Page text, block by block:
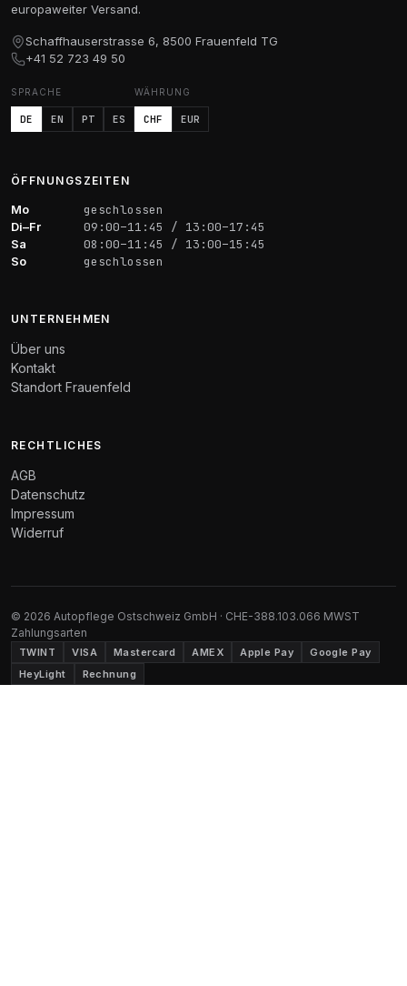
europaweiter Versand.
Schaffhauserstrasse 6, 8500 Frauenfeld TG
+41 52 723 49 50
SPRACHE
DE EN PT ES
WÄHRUNG
CHF EUR
ÖFFNUNGSZEITEN
Mo geschlossen
Di–Fr 09:00–11:45 / 13:00–17:45
Sa 08:00–11:45 / 13:00–15:45
So geschlossen
UNTERNEHMEN
Über uns
Kontakt
Standort Frauenfeld
RECHTLICHES
AGB
Datenschutz
Impressum
Widerruf
© 2026 Autopflege Ostschweiz GmbH · CHE-388.103.066 MWST
Zahlungsarten
TWINT VISA Mastercard AMEX Apple Pay
Google Pay
HeyLight
Rechnung